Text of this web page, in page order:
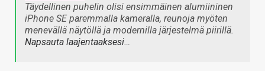
Täydellinen puhelin olisi ensimmäinen alumiininen
iPhone SE paremmalla kameralla, reunoja myöten
menevällä näytöllä ja modernilla järjestelmä piirillä.
Napsauta laajentaaksesi…